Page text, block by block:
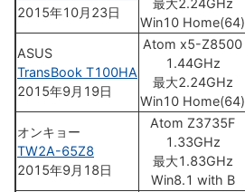
2015年10月23日
Win10 Home(64)
ASUS
TransBook T100HA
2015年9月19日
Atom x5-Z8500
1.44GHz
最大2.24GHz
Win10 Home(64)
オンキョー
TW2A-65Z8
2015年9月18日
Atom Z3735F
1.33GHz
最大1.83GHz
Win8.1 with B